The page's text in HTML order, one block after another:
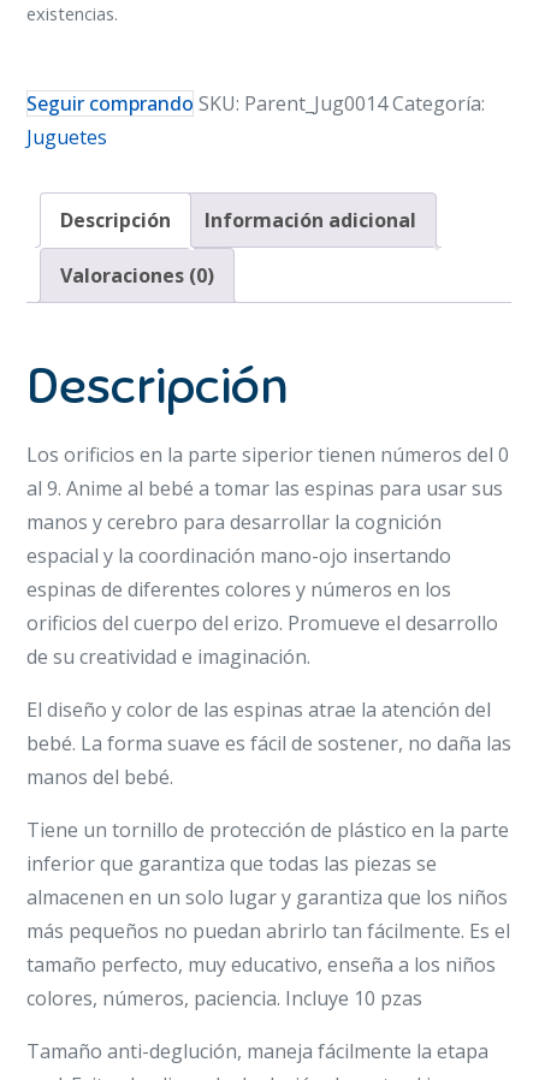
existencias.
Seguir comprando SKU: Parent_Jug0014Categoría:
Juguetes
Descripción Información adicional
Valoraciones (0)
Descripción
Los orificios en la parte siperior tienen números del 0
al 9. Anime al bebé a tomar las espinas para usar sus
manos y cerebro para desarrollar la cognición
espacial y la coordinación mano-ojo insertando
espinas de diferentes colores y números en los
orificios del cuerpo del erizo. Promueve el desarrollo
de su creatividad e imaginación.
El diseño y color de las espinas atrae la atención del
bebé. La forma suave es fácil de sostener, no daña las
manos del bebé.
Tiene un tornillo de protección de plástico en la parte
inferior que garantiza que todas las piezas se
almacenen en un solo lugar y garantiza que los niños
más pequeños no puedan abrirlo tan fácilmente. Es el
tamaño perfecto, muy educativo, enseña a los niños
colores, números, paciencia. Incluye 10 pzas
Tamaño anti-deglución, maneja fácilmente la etapa